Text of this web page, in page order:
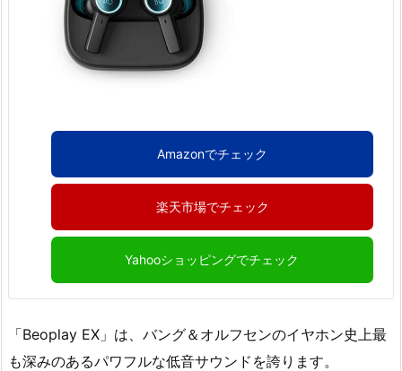
Amazonでチェック
楽天市場でチェック
Yahooショッピングでチェック
「Beoplay EX」は、バング＆オルフセンのイヤホン史上最
も深みのあるパワフルな低音サウンドを誇ります。